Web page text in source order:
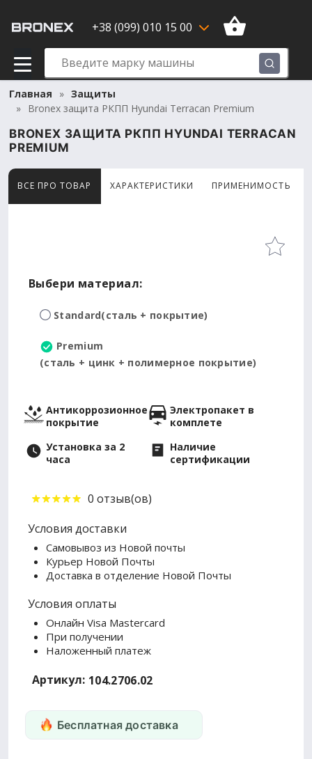
+38 (099) 010 15 00
Главная
Защиты
Bronex защита РКПП Hyundai Terracan Premium
BRONEX ЗАЩИТА РКПП HYUNDAI TERRACAN
PREMIUM
ВСЕ ПРО ТОВАР ХАРАКТЕРИСТИКИ ПРИМЕНИМОСТЬ
Товар просматривают сейчас 10 человек
Выбери материал:
Standard(сталь + покрытие)
Premium
(сталь + цинк + полимерное покрытие)
Антикоррозионное
покрытие
Электропакет в
комплете
Установка за 2
часа
Наличие
сертификации
0 отзыв(ов)
Условия доставки
Самовывоз из Новой почты
Курьер Новой Почты
Доставка в отделение Новой Почты
Условия оплаты
Онлайн Visa Mastercard
При получении
Наложенный платеж
Артикул: 104.2706.02
Бесплатная доставка